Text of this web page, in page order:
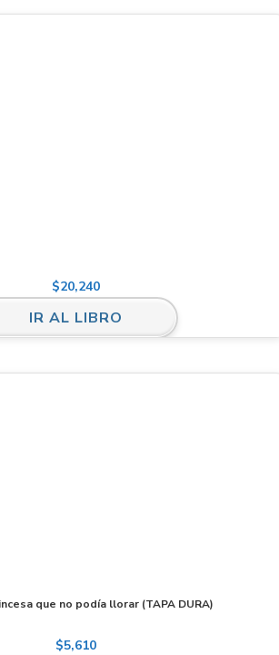
$20,240
IR AL LIBRO
que no podía llorar (TAPA DURA)
$5,610